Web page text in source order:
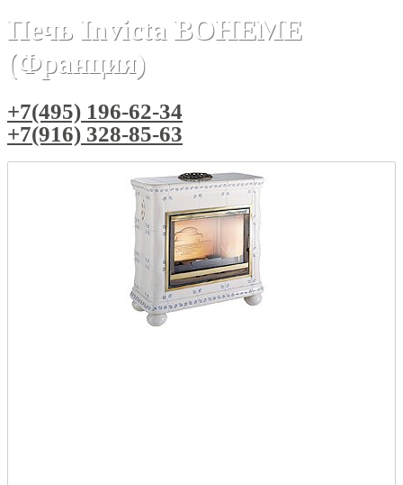
Печь Invicta BOHEME
(Франция)
+7(495) 196-62-34
+7(916) 328-85-63